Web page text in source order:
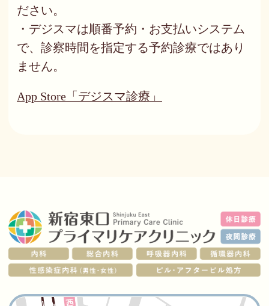
ださい。
・デジスマは順番予約・お支払いシステム
で、診察時間を指定する予約診療ではあり
ません。
App Store「デジスマ診療」